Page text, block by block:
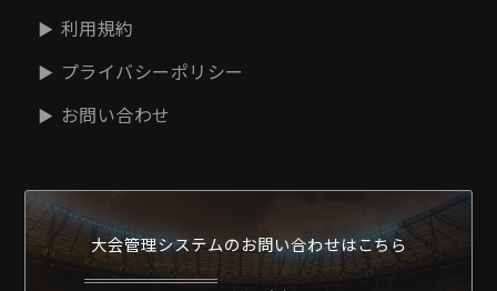
利用規約
プライバシーポリシー
お問い合わせ
大会管理システムのお問い合わせはこちら